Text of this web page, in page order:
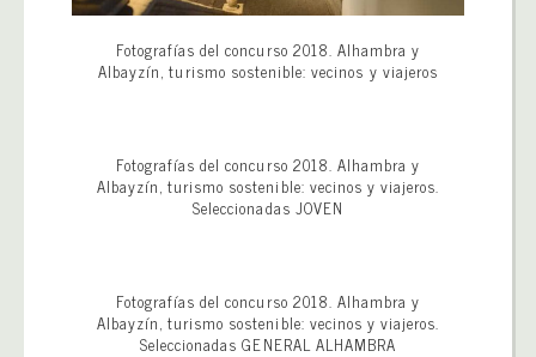
Fotografías del concurso 2018. Alhambra y
Albayzín, turismo sostenible: vecinos y viajeros
Fotografías del concurso 2018. Alhambra y
Albayzín, turismo sostenible: vecinos y viajeros.
Seleccionadas JOVEN
Fotografías del concurso 2018. Alhambra y
Albayzín, turismo sostenible: vecinos y viajeros.
Seleccionadas GENERAL ALHAMBRA